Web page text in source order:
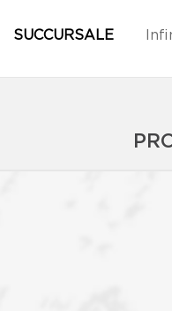
SUCCURSALE